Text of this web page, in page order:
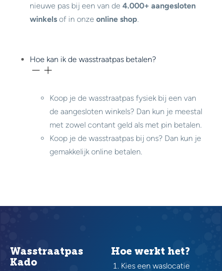
nieuwe pas bij een van de 4.000+ aangesloten
winkels of in onze online shop
Hoe kan ik de wasstraatpas betalen?
Koop je de wasstraatpas fysiek bij een van
de aangesloten winkels? Dan kun je meestal
met zowel contant geld als met pin betalen.
Koop je de wasstraatpas bij ons? Dan kun je
gemakkelijk online betalen.
Wasstraatpas
Kado
Hoe werkt het?
Kies een waslocatie